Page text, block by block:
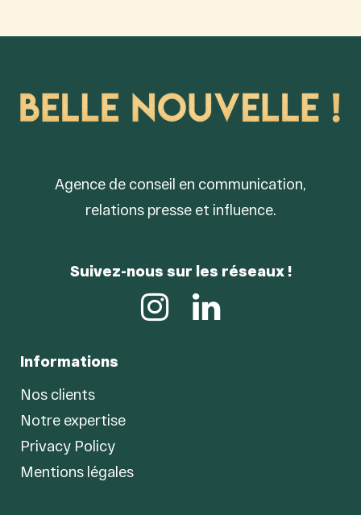
Agence de conseil en communication,
relations presse et influence.
Suivez-nous sur les réseaux !
Informations
Nos clients
Notre expertise
Privacy Policy
Mentions légales